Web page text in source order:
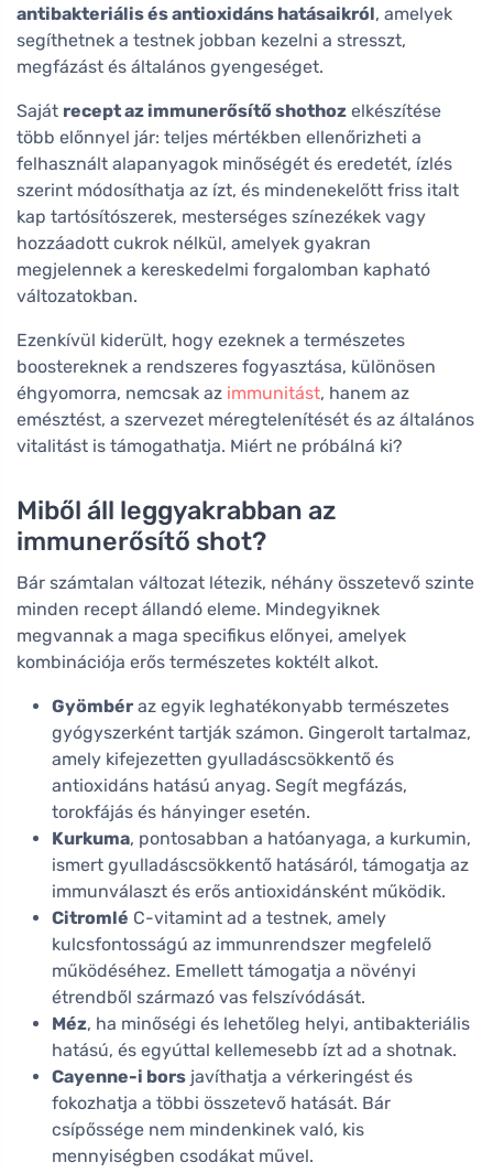
antibakteriális és antioxidáns hatásaikról, amelyek
segíthetnek a testnek jobban kezelni a stresszt,
megfázást és általános gyengeséget.
Saját recept az immunerősítő shothoz elkészítése
több előnnyel jár: teljes mértékben ellenőrizheti a
felhasznált alapanyagok minőségét és eredetét, ízlés
szerint módosíthatja az ízt, és mindenekelőtt friss italt
kap tartósítószerek, mesterséges színezékek vagy
hozzáadott cukrok nélkül, amelyek gyakran
megjelennek a kereskedelmi forgalomban kapható
változatokban.
Ezenkívül kiderült, hogy ezeknek a természetes
boostereknek a rendszeres fogyasztása, különösen
éhgyomorra, nemcsak az immunitást, hanem az
emésztést, a szervezet méregtelenítését és az általános
vitalitást is támogathatja. Miért ne próbálná ki?
Miből áll leggyakrabban az
immunerősítő shot?
Bár számtalan változat létezik, néhány összetevő szinte
minden recept állandó eleme. Mindegyiknek
megvannak a maga specifikus előnyei, amelyek
kombinációja erős természetes koktélt alkot.
Gyömbér az egyik leghatékonyabb természetes
gyógyszerként tartják számon. Gingerolt tartalmaz,
amely kifejezetten gyulladáscsökkentő és
antioxidáns hatású anyag. Segít megfázás,
torokfájás és hányinger esetén.
Kurkuma, pontosabban a hatóanyaga, a kurkumin,
ismert gyulladáscsökkentő hatásáról, támogatja az
immunválaszt és erős antioxidánsként működik.
Citromlé C-vitamint ad a testnek, amely
kulcsfontosságú az immunrendszer megfelelő
működéséhez. Emellett támogatja a növényi
étrendből származó vas felszívódását.
Méz, ha minőségi és lehetőleg helyi, antibakteriális
hatású, és egyúttal kellemesebb ízt ad a shotnak.
Cayenne-i bors javíthatja a vérkeringést és
fokozhatja a többi összetevő hatását. Bár
csípőssége nem mindenkinek való, kis
mennyiségben csodákat művel.